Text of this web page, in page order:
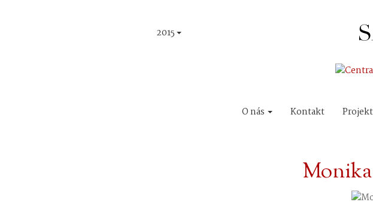
2015
O nás Kontakt